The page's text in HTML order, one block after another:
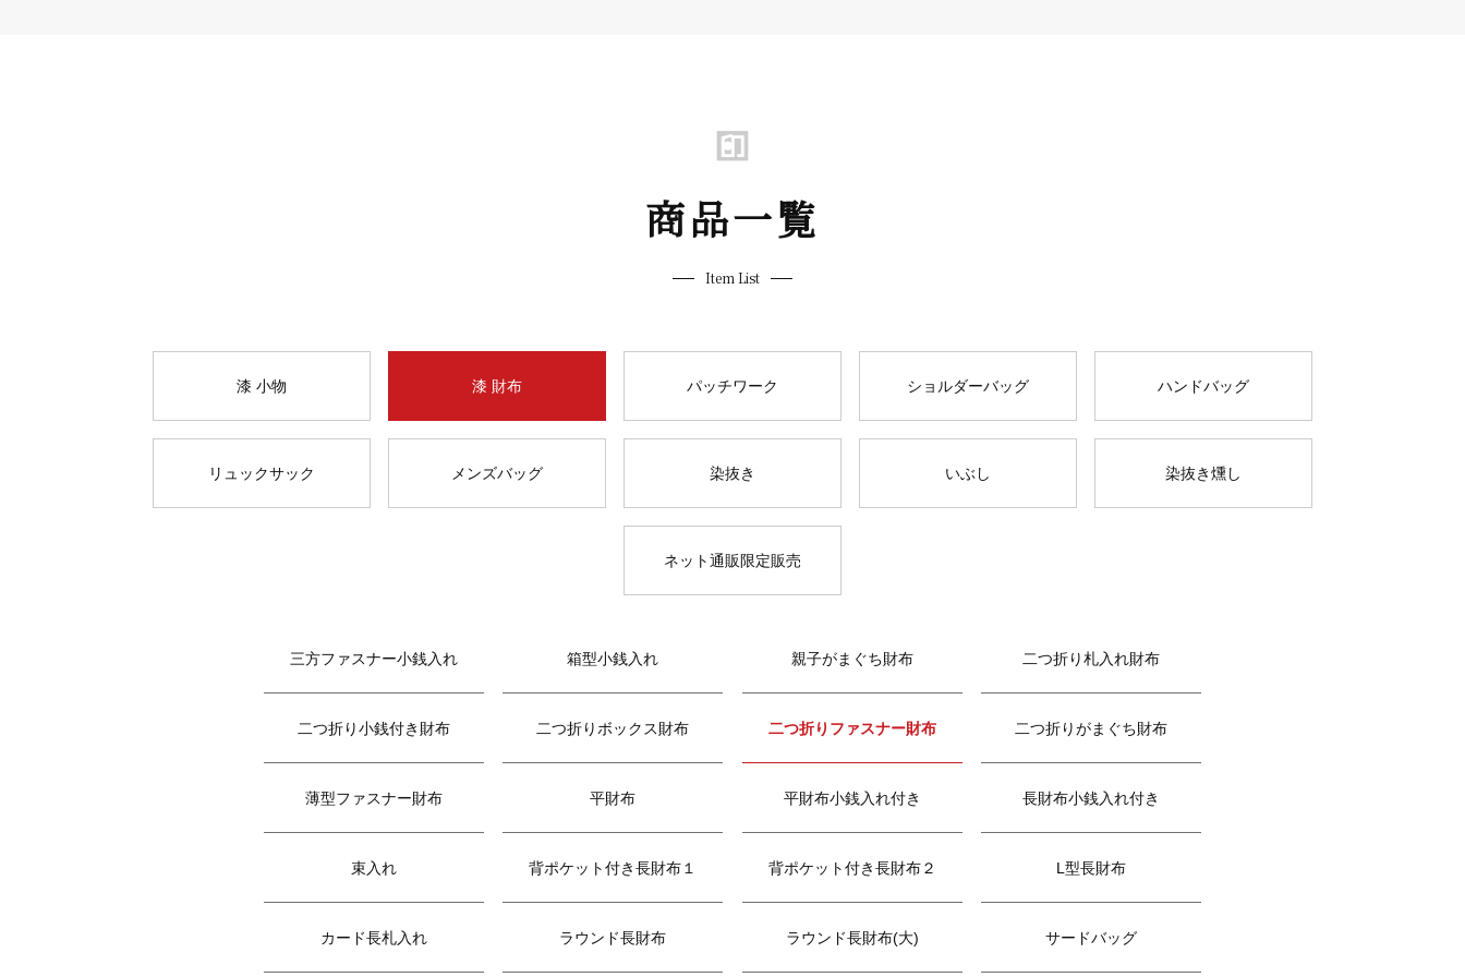
商品一覧
Item List
漆 小物 漆 財布 パッチワーク ショルダーバッグ ハンドバッグ
リュックサック メンズバッグ 染抜き いぶし 染抜き燻し
ネット通販限定販売
三方ファスナー小銭入れ 箱型小銭入れ 親子がまぐち財布 二つ折り札入れ財布
二つ折り小銭付き財布 二つ折りボックス財布 二つ折りファスナー財布 二つ折りがまぐち財布
薄型ファスナー財布 平財布 平財布小銭入れ付き 長財布小銭入れ付き
束入れ 背ポケット付き長財布１ 背ポケット付き長財布２ L型長財布
カード長札入れ ラウンド長財布 ラウンド長財布(大) サードバッグ